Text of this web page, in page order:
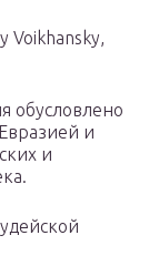
Voikhansky,
обусловлено
и
и